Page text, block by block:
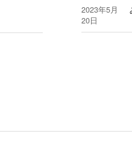
2023年5月
20日